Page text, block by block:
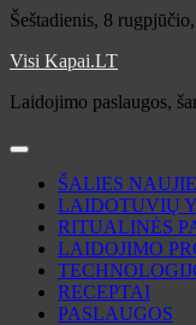
Skip
content
Šeštadienis, 8
Visi Kapai.LT
Laidojimo paslaugos,
ŠALIES
LAIDOTUVIŲ
RITUALINĖS
LAIDOJIMO
RECEPTAI
PASLAUGOS